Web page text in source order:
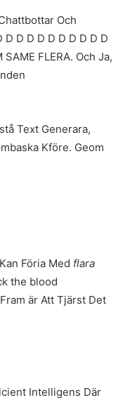
Och
D D D D D D D D D
FLERA. Och Ja,
Text Generara,
Kföre. Geom
Föria Med flara
the blood
är Att Tjärst Det
Intelligens Där